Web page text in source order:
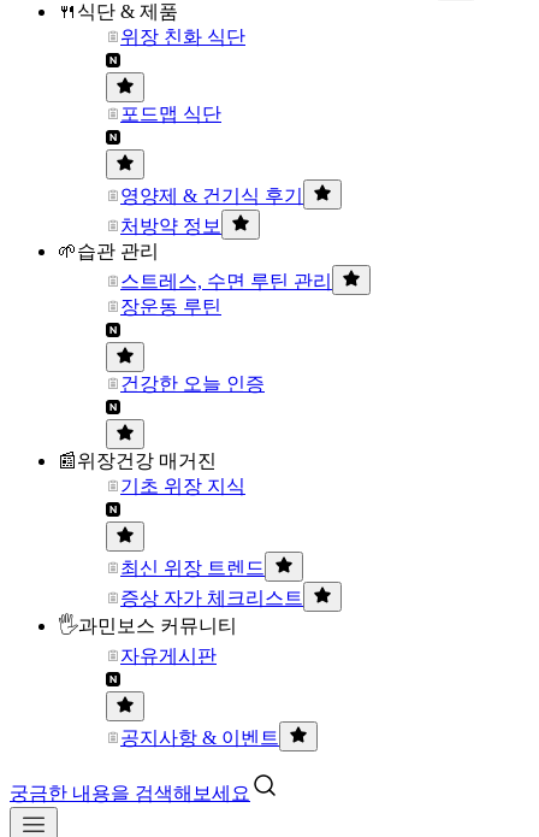
🍴식단 & 제품
위장 친화 식단
포드맵 식단
영양제 & 건기식 후기
처방약 정보
🌱습관 관리
스트레스, 수면 루틴 관리
장운동 루틴
건강한 오늘 인증
📰위장건강 매거진
기초 위장 지식
최신 위장 트렌드
증상 자가 체크리스트
🖐과민보스 커뮤니티
자유게시판
공지사항 & 이벤트
궁금한 내용을 검색해보세요